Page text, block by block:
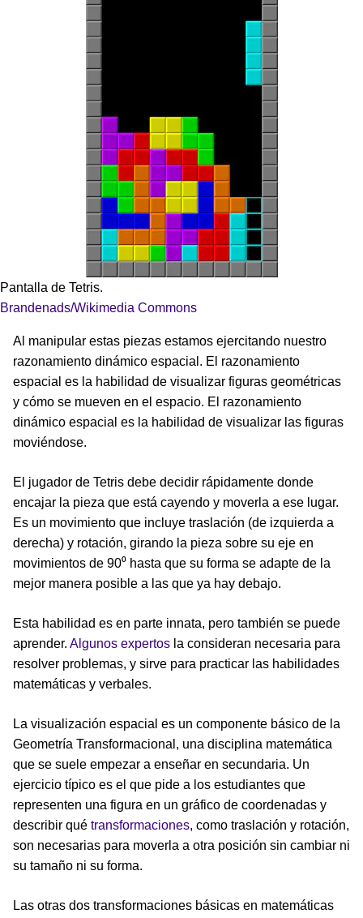
Pantalla de Tetris.
Brandenads/Wikimedia Commons
Al manipular estas piezas estamos ejercitando nuestro
razonamiento dinámico espacial. El razonamiento
espacial es la habilidad de visualizar figuras geométricas
y cómo se mueven en el espacio. El razonamiento
dinámico espacial es la habilidad de visualizar las figuras
moviéndose.
El jugador de Tetris debe decidir rápidamente donde
encajar la pieza que está cayendo y moverla a ese lugar.
Es un movimiento que incluye traslación (de izquierda a
derecha) y rotación, girando la pieza sobre su eje en
movimientos de 90⁰ hasta que su forma se adapte de la
mejor manera posible a las que ya hay debajo.
Esta habilidad es en parte innata, pero también se puede
aprender. Algunos expertos la consideran necesaria para
resolver problemas, y sirve para practicar las habilidades
matemáticas y verbales.
La visualización espacial es un componente básico de la
Geometría Transformacional, una disciplina matemática
que se suele empezar a enseñar en secundaria. Un
ejercicio típico es el que pide a los estudiantes que
representen una figura en un gráfico de coordenadas y
describir qué transformaciones, como traslación y rotación,
son necesarias para moverla a otra posición sin cambiar ni
su tamaño ni su forma.
Las otras dos transformaciones básicas en matemáticas